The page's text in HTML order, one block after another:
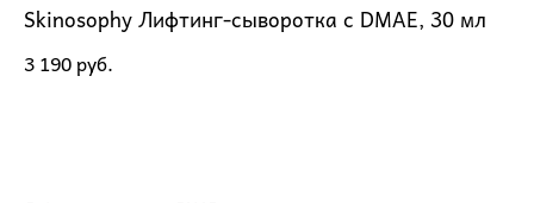
Skinosophy Лифтинг-сыворотка с DMAE, 30 мл
3 190 pуб.